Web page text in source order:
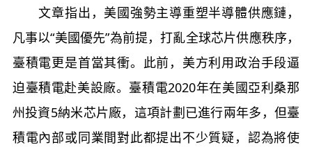
文章指出，美國強勢主導重塑半導體供應鏈，
凡事以“美國優先”為前提，打亂全球芯片供應秩序，
臺積電更是首當其衝。此前，美方利用政治手段逼
迫臺積電赴美設廠。臺積電2020年在美國亞利桑那
州投資5納米芯片廠，這項計劃已進行兩年多，但臺
積電內部或同業間對此都提出不少質疑，認為將使